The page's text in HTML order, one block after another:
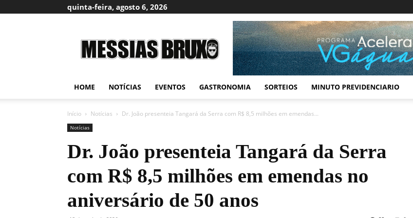
quinta-feira, agosto 6, 2026
Bruxo
HOME NOTÍCIAS EVENTOS GASTRONOMIA SORTEIOS MINUTO PREVIDENCIARIO
Início Notícias Dr. João presenteia Tangará da Serra com R$ 8,5 milhões em emendas...
Notícias
Dr. João presenteia Tangará da Serra
com R$ 8,5 milhões em emendas no
aniversário de 50 anos